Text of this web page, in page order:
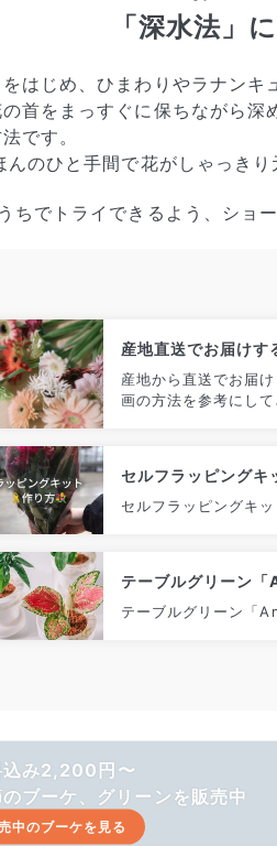
「深水法」
はじめ、ひまわりやラナンキ
の首をまっすぐに保ちながら深
です。
のひと手間で花がしゃっきり
ちでトライできるよう、ショ
産地直送でお届けす
産地から直送でお届
画の方法を参考にして
セルフラッピングキ
セルフラッピングキ
テーブルグリーン
テーブルグリーン「
込み2,200円〜
ブーケ、グリーンを販売中
中のブーケを見る